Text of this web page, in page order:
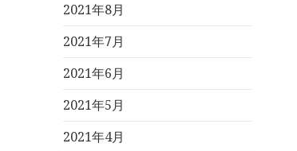
2021年8月
2021年7月
2021年6月
2021年5月
2021年4月